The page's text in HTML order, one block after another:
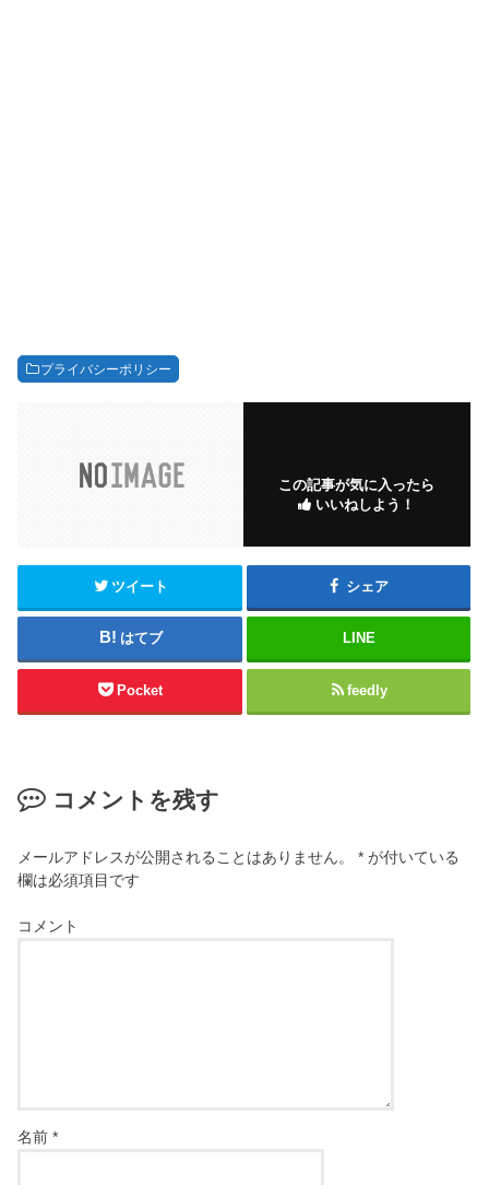
プライバシーポリシー
この記事が気に入ったら
いいねしよう！
ツイート シェア
はてブ LINE
Pocket feedly
コメントを残す
メールアドレスが公開されることはありません。 * が付いている
欄は必須項目です
コメント
名前*